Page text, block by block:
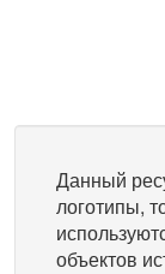
Данный
логотипы,
объектов